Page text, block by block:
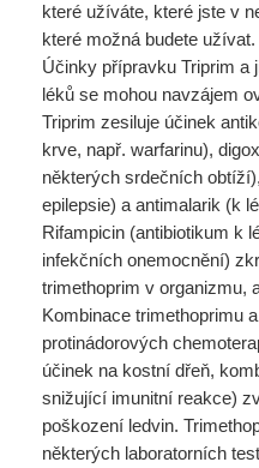
které užíváte, které jste v
které možná budete užívat.
Účinky přípravku Triprim a
léků se mohou navzájem
Triprim zesiluje účinek
krve, např. warfarinu),
některých srdečních
epilepsie) a antimalarik (k
Rifampicin (antibiotikum k
infekčních onemocnění)
trimethoprim v organizmu,
Kombinace trimethoprimu a
protinádorových
účinek na kostní dřeň,
snižující imunitní reakce)
poškození ledvin.
některých laboratorních